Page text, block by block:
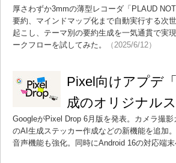
厚さわずか3mmの薄型レコーダ「PLAUD
要約、マインドマップ化まで自動実行する次
起こし、テーマ別の要約生成を一気通貫で実
ークフローを試してみた。
（2025/6/12）
Pixel向けアプデ
成のオリジナル
GoogleがPixel Drop 6月版を発表。カメラ撮
のAI生成ステッカー作成などの新機能を追加
音声機能も強化。同時にAndroid 16の対応端末